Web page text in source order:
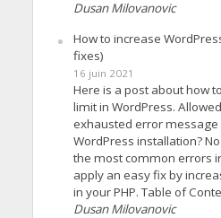
Dusan Milovanovic
How to increase
fixes)
16 juin 2021
Here is a post about how
limit in WordPress.
exhausted error
WordPress installation?
the most common errors
apply an easy fix by
in your PHP. Table of
Dusan Milovanovic